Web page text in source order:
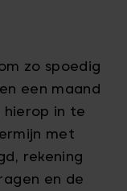
zo spoedig
een maand
hierop in te
met
rekening
en de